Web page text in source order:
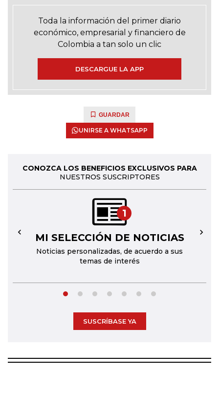
Toda la información del primer diario
económico, empresarial y financiero de
Colombia a tan solo un clic
DESCARGUE LA APP
GUARDAR
UNIRSE A WHATSAPP
CONOZCA LOS BENEFICIOS EXCLUSIVOS PARA
NUESTROS SUSCRIPTORES
1
MI SELECCIÓN DE NOTICIAS
Noticias personalizadas, de acuerdo a sus
temas de interés
← →
SUSCRÍBASE YA